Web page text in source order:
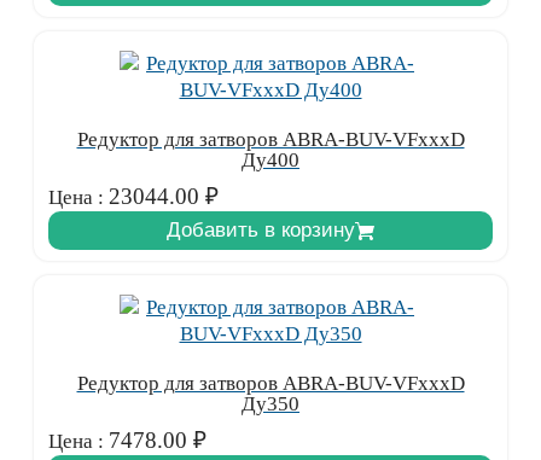
Редуктор для затворов ABRA-BUV-VFxxxD
Ду400
Цена : 23044.00 ₽
Добавить в корзину
Редуктор для затворов ABRA-BUV-VFxxxD
Ду350
Цена : 7478.00 ₽